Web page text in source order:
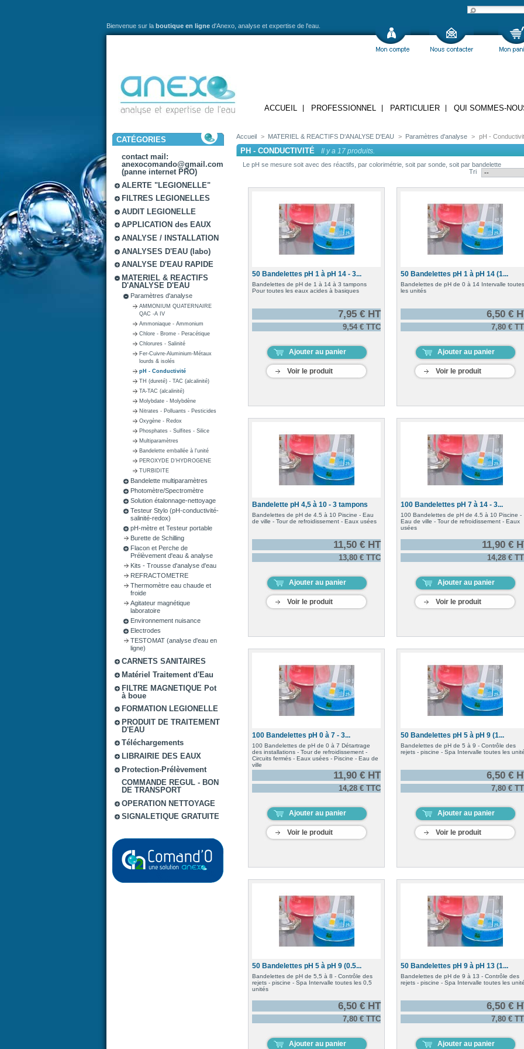
Bienvenue sur la boutique en ligne d'Anexo, analyse et expertise de l'eau.
ACCUEIL PROFESSIONNEL PARTICULIER QUI SOMMES-
CATÉGORIES
contact mail:
anexocomando@gmail.com
(panne internet PRO)
ALERTE "LEGIONELLE"
FILTRES LEGIONELLES
AUDIT LEGIONELLE
APPLICATION des EAUX
ANALYSE / INSTALLATION
ANALYSES D'EAU (labo)
ANALYSE D'EAU RAPIDE
MATERIEL & REACTIFS
D'ANALYSE D'EAU
Paramètres d'analyse
AMMONIUM QUATERNAIRE
QAC -A IV
Ammoniaque - Ammonium
Chlore - Brome - Peracétique
Chlorures - Salinité
Fer-Cuivre-Aluminium-Métaux
lourds & isolés
pH - Conductivité
TH (dureté) - TAC (alcalinité)
TA-TAC (alcalinité)
Molybdate - Molybdène
Nitrates - Polluants - Pesticides
Oxygène - Redox
Phosphates - Sulfites - Silice
Multiparamètres
Bandelette emballée à l'unité
PEROXYDE D'HYDROGENE
TURBIDITE
Bandelette multiparamètres
Photomètre/Spectromètre
Solution étalonnage-nettoyage
Testeur Stylo (pH-conductivité-
salinité-redox)
pH-mètre et Testeur portable
Burette de Schilling
Flacon et Perche de
Prélèvement d'eau & analyse
Kits - Trousse d'analyse d'eau
REFRACTOMETRE
Thermomètre eau chaude et
froide
Agitateur magnétique
laboratoire
Environnement nuisance
Electrodes
TESTOMAT (analyse d'eau en
ligne)
CARNETS SANITAIRES
Matériel Traitement d'Eau
FILTRE MAGNETIQUE Pot
à boue
FORMATION LEGIONELLE
PRODUIT DE TRAITEMENT
D'EAU
Téléchargements
LIBRAIRIE DES EAUX
Protection-Prélèvement
COMMANDE REGUL - BON
DE TRANSPORT
OPERATION NETTOYAGE
SIGNALETIQUE GRATUITE
Accueil > MATERIEL & REACTIFS D'ANALYSE D'EAU > Paramètres d'analyse > pH -
PH - CONDUCTIVITÉ Il y a 17 produits.
Le pH se mesure soit avec des réactifs, par colorimétrie, soit par sonde, soit par bandelette
Tri
50 Bandelettes pH 1 à pH 14 - 3...
Bandelettes de pH de 1 à 14 à 3 tampons
Pour toutes les eaux acides à basiques
7,95 € HT
9,54 € TTC
Ajouter au panier
Voir le produit
50 Bandelettes pH 1 à pH 14 (1...
Bandelettes de pH de 0 à 14 Intervalle toutes
les unités
6,50 €
7,80 €
Ajouter au panier
Voir le produit
Bandelette pH 4,5 à 10 - 3 tampons
Bandelettes de pH de 4.5 à 10 Piscine - Eau
de ville - Tour de refroidissement - Eaux usées
11,50 € HT
13,80 € TTC
Ajouter au panier
Voir le produit
100 Bandelettes pH 7 à 14 - 3...
100 Bandelettes de pH de 4.5 à 10 Piscine -
Eau de ville - Tour de refroidissement - Eaux
usées
11,90 €
14,28 €
Ajouter au panier
Voir le produit
100 Bandelettes pH 0 à 7 - 3...
100 Bandelettes de pH de 0 à 7 Détartrage
des installations - Tour de refroidissement -
Circuits fermés - Eaux usées - Piscine - Eau de
ville
11,90 € HT
14,28 € TTC
Ajouter au panier
Voir le produit
50 Bandelettes pH 5 à pH 9 (1...
Bandelettes de pH de 5 à 9 - Contrôle des
rejets - piscine - Spa Intervalle toutes les
6,50 €
7,80 €
Ajouter au panier
Voir le produit
50 Bandelettes pH 5 à pH 9 (0.5...
Bandelettes de pH de 5,5 à 8 - Contrôle des
rejets - piscine - Spa Intervalle toutes les 0,5
unités
6,50 € HT
7,80 € TTC
Ajouter au panier
50 Bandelettes pH 9 à pH 13 (1...
Bandelettes de pH de 9 à 13 - Contrôle des
rejets - piscine - Spa Intervalle toutes les
6,50 €
7,80 €
Ajouter au panier